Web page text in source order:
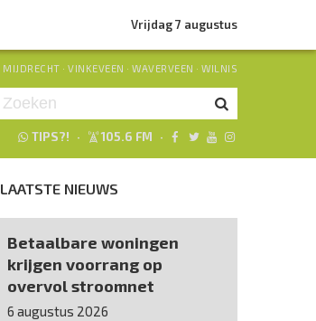
Vrijdag 7 augustus
MIJDRECHT · VINKEVEEN · WAVERVEEN · WILNIS
TIPS?! · 105.6 FM ·
LAATSTE NIEUWS
Betaalbare woningen
krijgen voorrang op
overvol stroomnet
6 augustus 2026